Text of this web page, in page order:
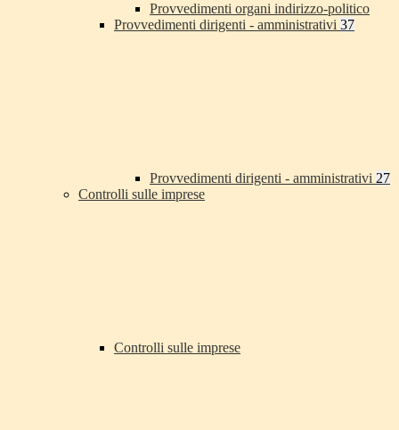
Provvedimenti organi indirizzo-politico
Provvedimenti dirigenti - amministrativi 37
Provvedimenti dirigenti - amministrativi 27
Controlli sulle imprese
Controlli sulle imprese